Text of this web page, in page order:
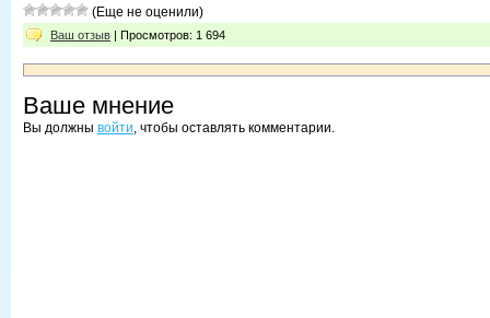
(Еще не оценили)
Ваш отзыв | Просмотров: 1 694
Ваше мнение
Вы должны войти, чтобы оставлять комментарии.